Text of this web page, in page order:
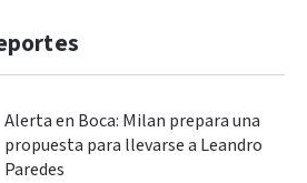
Alerta en Boca: Milan prepara una
propuesta para llevarse a Leandro
Paredes